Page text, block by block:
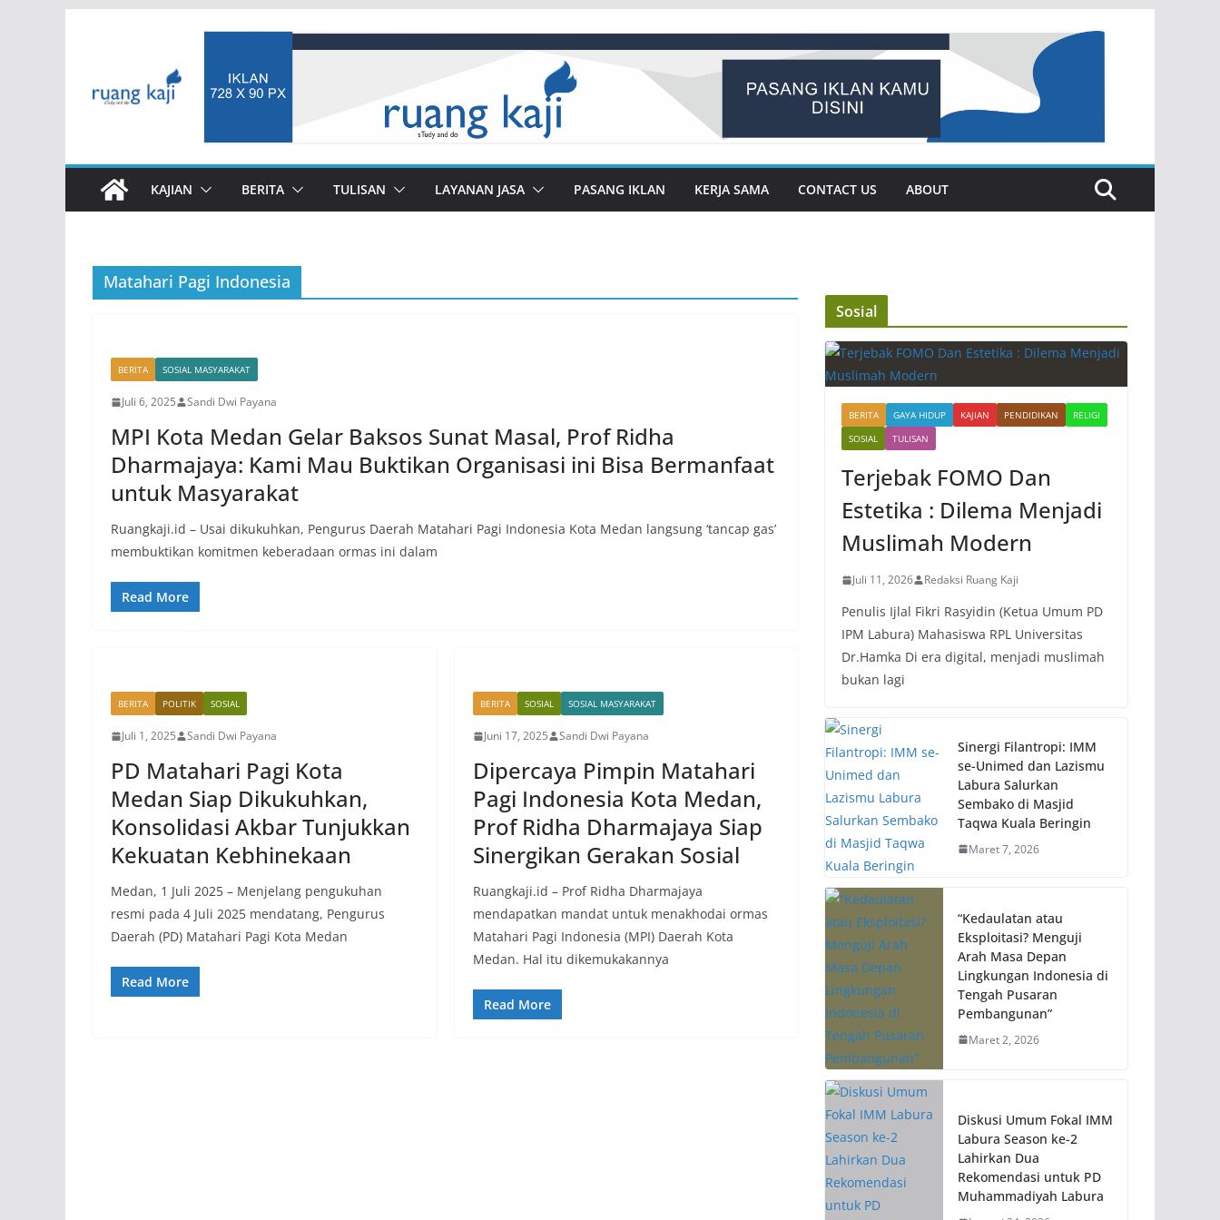
KAJIAN BERITA TULISAN LAYANAN JASA PASANG IKLAN KERJA SAMA CONTACT US ABOUT
Matahari Pagi Indonesia
BERITA SOSIAL MASYARAKAT
Juli 6, 2025 Sandi Dwi Payana
MPI Kota Medan Gelar Baksos Sunat Masal, Prof Ridha
Dharmajaya: Kami Mau Buktikan Organisasi ini Bisa Bermanfaat
untuk Masyarakat
Ruangkaji.id – Usai dikukuhkan, Pengurus Daerah Matahari Pagi Indonesia Kota Medan langsung ‘tancap gas’
membuktikan komitmen keberadaan ormas ini dalam
Read More
BERITA POLITIK SOSIAL
Juli 1, 2025 Sandi Dwi Payana
PD Matahari Pagi Kota
Medan Siap Dikukuhkan,
Konsolidasi Akbar Tunjukkan
Kekuatan Kebhinekaan
Medan, 1 Juli 2025 – Menjelang pengukuhan
resmi pada 4 Juli 2025 mendatang, Pengurus
Daerah (PD) Matahari Pagi Kota Medan
Read More
BERITA SOSIAL SOSIAL MASYARAKAT
Juni 17, 2025 Sandi Dwi Payana
Dipercaya Pimpin Matahari
Pagi Indonesia Kota Medan,
Prof Ridha Dharmajaya Siap
Sinergikan Gerakan Sosial
Ruangkaji.id – Prof Ridha Dharmajaya
mendapatkan mandat untuk menakhodai ormas
Matahari Pagi Indonesia (MPI) Daerah Kota
Medan. Hal itu dikemukakannya
Read More
Sosial
BERITA GAYA HIDUP KAJIAN PENDIDIKAN
RELIGI
SOSIAL
TULISAN
Terjebak FOMO Dan
Estetika : Dilema Menjadi
Muslimah Modern
Juli 11, 2026 Redaksi Ruang Kaji
Penulis Ijlal Fikri Rasyidin (Ketua Umum PD
IPM Labura) Mahasiswa RPL Universitas
Dr.Hamka Di era digital, menjadi muslimah
bukan lagi
Sinergi Filantropi: IMM
se-Unimed dan Lazismu
Labura Salurkan
Sembako di Masjid
Taqwa Kuala Beringin
Maret 7, 2026
“Kedaulatan atau
Eksploitasi? Menguji
Arah Masa Depan
Lingkungan Indonesia di
Tengah Pusaran
Pembangunan”
Maret 2, 2026
Diskusi Umum Fokal IMM
Labura Season ke-2
Lahirkan Dua
Rekomendasi untuk PD
Muhammadiyah Labura